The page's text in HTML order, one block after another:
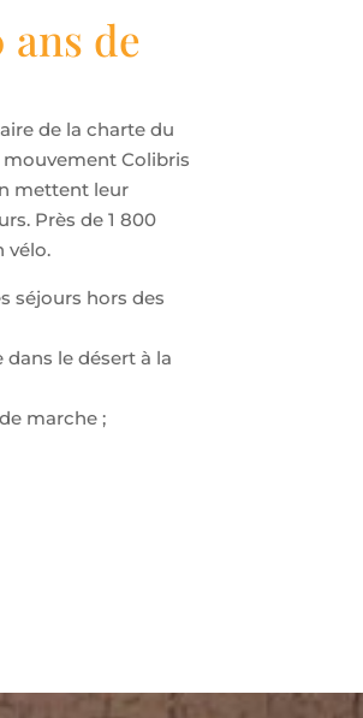
de
de la charte du
mouvement Colibris
mettent leur
Près de 1 800
vélo.
séjours hors des
dans le désert à la
marche ;